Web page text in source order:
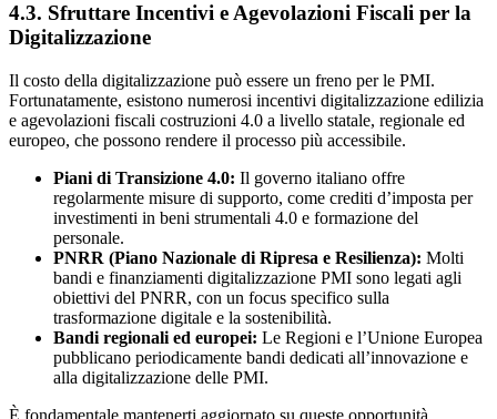
4.3. Sfruttare Incentivi e Agevolazioni Fiscali per la
Digitalizzazione
Il costo della digitalizzazione può essere un freno per le PMI.
Fortunatamente, esistono numerosi incentivi digitalizzazione edilizia
e agevolazioni fiscali costruzioni 4.0 a livello statale, regionale ed
europeo, che possono rendere il processo più accessibile.
Piani di Transizione 4.0: Il governo italiano offre
regolarmente misure di supporto, come crediti d’imposta per
investimenti in beni strumentali 4.0 e formazione del
personale.
PNRR (Piano Nazionale di Ripresa e Resilienza): Molti
bandi e finanziamenti digitalizzazione PMI sono legati agli
obiettivi del PNRR, con un focus specifico sulla
trasformazione digitale e la sostenibilità.
Bandi regionali ed europei: Le Regioni e l’Unione Europea
pubblicano periodicamente bandi dedicati all’innovazione e
alla digitalizzazione delle PMI.